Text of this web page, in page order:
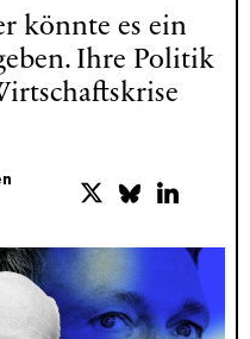
könnte es ein
Ihre Politik